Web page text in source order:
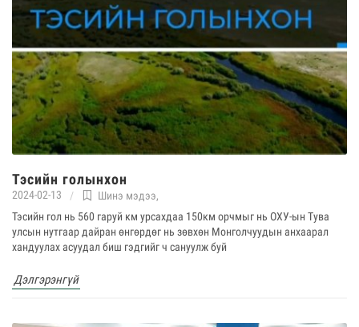
Тэсийн голынхон
2024-02-13 Шинэ мэдээ,
Тэсийн гол нь 560 гаруй км урсахдаа 150км орчмыг нь ОХУ-ын Тува
улсын нутгаар дайран өнгөрдөг нь зөвхөн Монголчуудын анхаарал
хандуулах асуудал биш гэдгийг ч сануулж буй
Дэлгэрэнгүй